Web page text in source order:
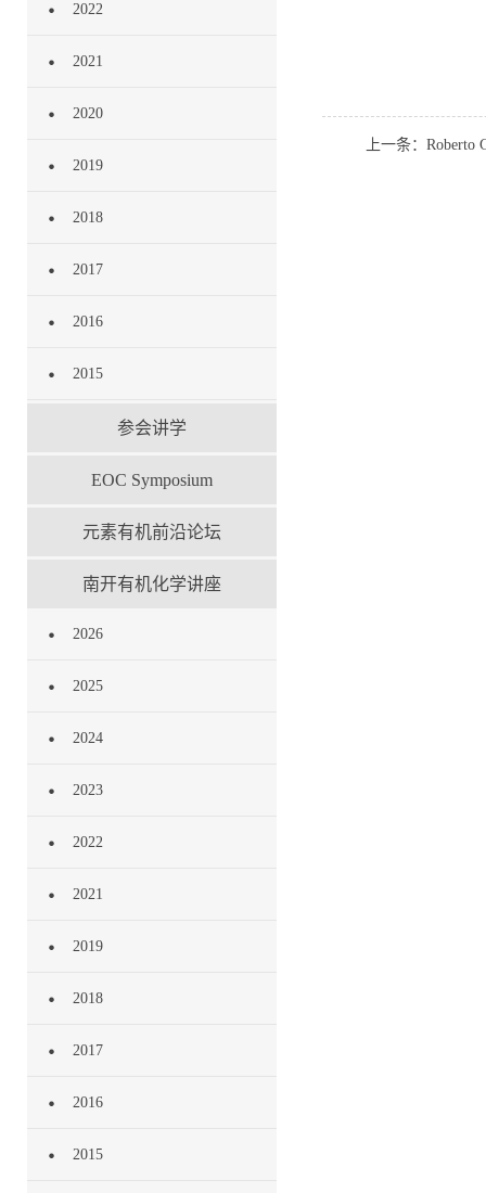
2022
2021
2020
2019
2018
2017
2016
2015
参会讲学
EOC Symposium
元素有机前沿论坛
南开有机化学讲座
2026
2025
2024
2023
2022
2021
2019
2018
2017
2016
2015
上一条：